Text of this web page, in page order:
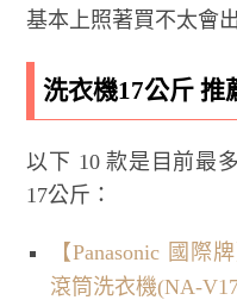
基本上照著買不太會
洗衣機17公斤 推
以下 10 款是目前最
17公斤：
【Panasonic 國
滾筒洗衣機(NA-